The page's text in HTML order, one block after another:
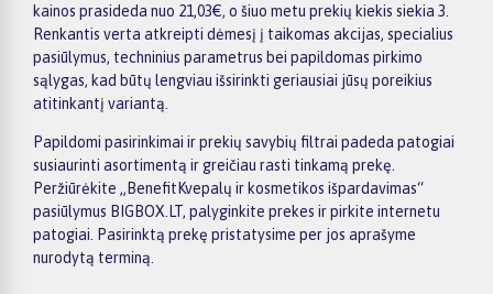
kainos prasideda nuo 21,03€, o šiuo metu prekių kiekis siekia 3.
Renkantis verta atkreipti dėmesį į taikomas akcijas, specialius
pasiūlymus, techninius parametrus bei papildomas pirkimo
sąlygas, kad būtų lengviau išsirinkti geriausiai jūsų poreikius
atitinkantį variantą.
Papildomi pasirinkimai ir prekių savybių filtrai padeda patogiai
susiaurinti asortimentą ir greičiau rasti tinkamą prekę.
Peržiūrėkite „BenefitKvepalų ir kosmetikos išpardavimas“
pasiūlymus BIGBOX.LT, palyginkite prekes ir pirkite internetu
patogiai. Pasirinktą prekę pristatysime per jos aprašyme
nurodytą terminą.